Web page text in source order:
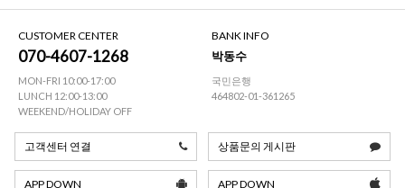
CUSTOMER CENTER
070-4607-1268
MON-FRI 10:00-17:00
LUNCH 12:00-13:00
WEEKEND/HOLIDAY OFF
BANK INFO
박동수
국민은행
464802-01-361265
고객센터 연결 상품문의 게시판
APP DOWN APP DOWN